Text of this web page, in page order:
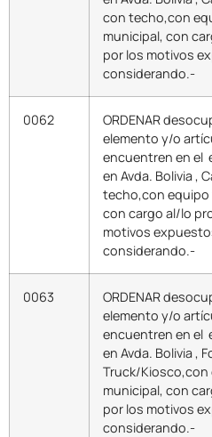
con techo,con
municipal, con
por los motivos
considerando.-
0062
ORDENAR
elemento y/o
encuentren en el
en Avda. Bolivia ,
techo,con equipo
con cargo al/lo
motivos
considerando.-
0063
ORDENAR
elemento y/o
encuentren en el
en Avda. Bolivia ,
Truck/Kiosco,con
municipal, con
por los motivos
considerando.-